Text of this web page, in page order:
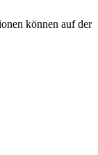
können auf der